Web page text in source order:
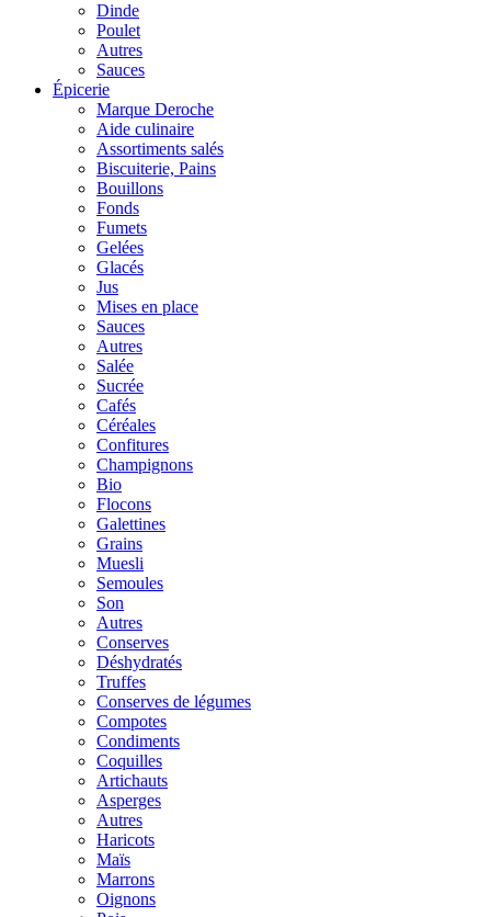
Dinde
Poulet
Autres
Sauces
Épicerie
Marque Deroche
Aide culinaire
Assortiments salés
Biscuiterie, Pains
Bouillons
Fonds
Fumets
Gelées
Glacés
Jus
Mises en place
Sauces
Autres
Salée
Sucrée
Cafés
Céréales
Confitures
Champignons
Bio
Flocons
Galettines
Grains
Muesli
Semoules
Son
Autres
Conserves
Déshydratés
Truffes
Conserves de légumes
Compotes
Condiments
Coquilles
Artichauts
Asperges
Autres
Haricots
Maïs
Marrons
Oignons